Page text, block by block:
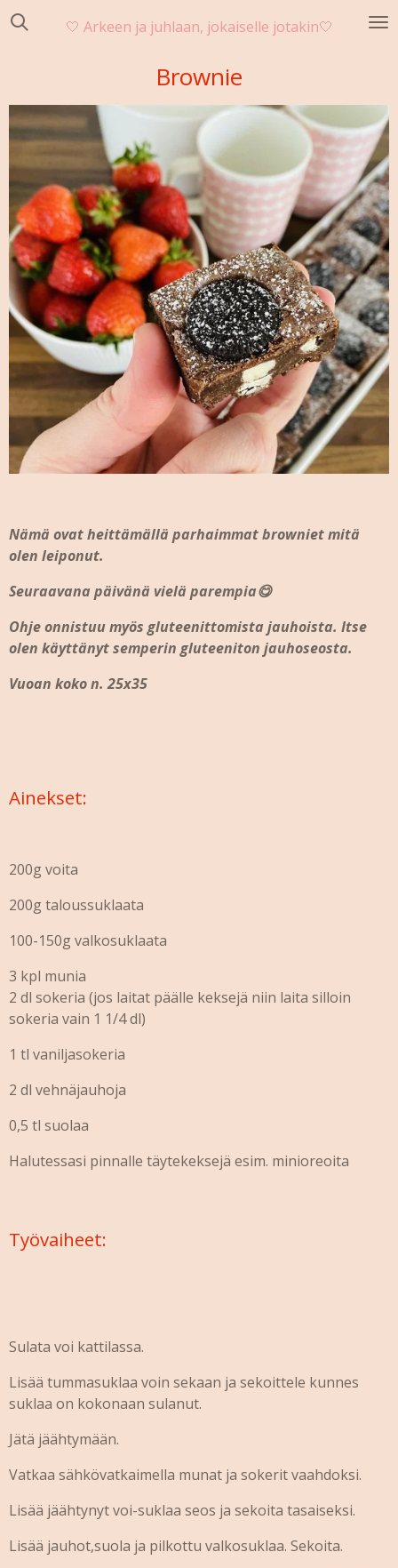
Siirry
🤍 Arkeen ja juhlaan, jokaiselle jotakin🤍
Brownie
Nämä ovat heittämällä parhaimmat browniet mitä
olen leiponut.
Seuraavana päivänä vielä parempia😋
Ohje onnistuu myös gluteenittomista jauhoista. Itse
olen käyttänyt semperin gluteeniton jauhoseosta.
Vuoan koko n. 25x35
Ainekset:
200g voita
200g taloussuklaata
100-150g valkosuklaata
3 kpl munia
2 dl sokeria (jos laitat päälle keksejä niin laita silloin
sokeria vain 1 1/4 dl)
1 tl vaniljasokeria
2 dl vehnäjauhoja
0,5 tl suolaa
Halutessasi pinnalle täytekeksejä esim. minioreoita
Työvaiheet:
Sulata voi kattilassa.
Lisää tummasuklaa voin sekaan ja sekoittele kunnes
suklaa on kokonaan sulanut.
Jätä jäähtymään.
Vatkaa sähkövatkaimella munat ja sokerit vaahdoksi.
Lisää jäähtynyt voi-suklaa seos ja sekoita tasaiseksi.
Lisää jauhot,suola ja pilkottu valkosuklaa. Sekoita.